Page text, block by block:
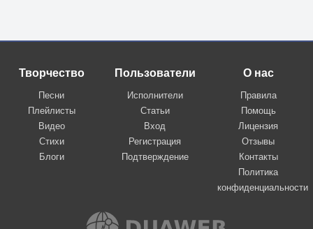
Творчество
Песни
Плейлисты
Видео
Стихи
Блоги
Пользователи
Исполнители
Статьи
Вход
Регистрация
Подтверждение
О нас
Правила
Помощь
Лицензия
Отзывы
Контакты
Политика
конфиденциальности